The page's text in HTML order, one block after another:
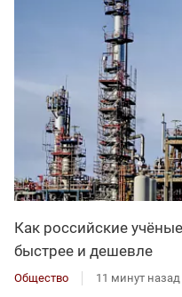
Как российские
быстрее и дешевле
Общество 11 минут назад